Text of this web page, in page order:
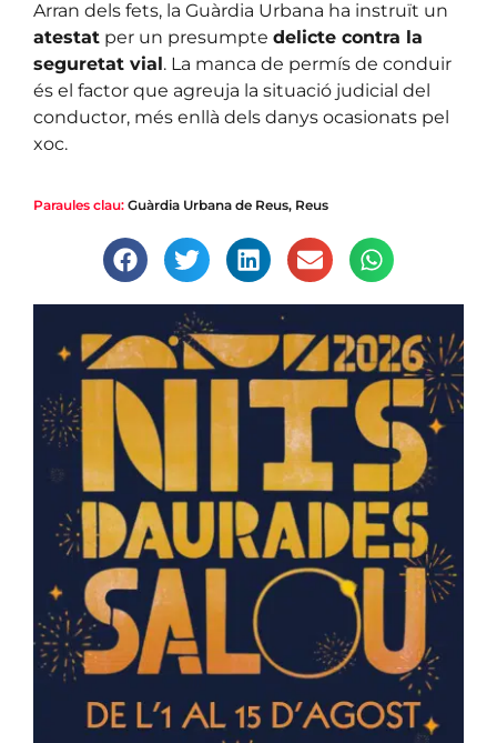
Arran dels fets, la Guàrdia Urbana ha instruït un
atestat per un presumpte delicte contra la
seguretat vial. La manca de permís de conduir
és el factor que agreuja la situació judicial del
conductor, més enllà dels danys ocasionats pel
xoc.
Paraules clau: Guàrdia Urbana de Reus, Reus